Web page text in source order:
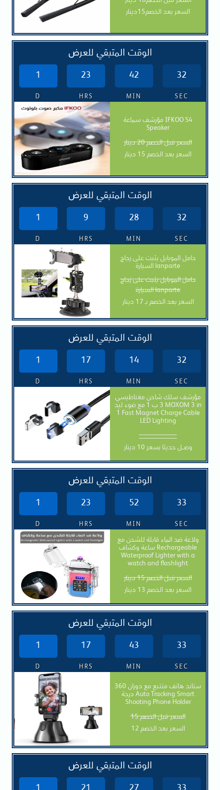
السعر بعد الخصم15دينار
الوقت المتبقي للعرض
1 23 42 30
D HRS MIN SEC
مؤرشف سماعة IFKOO S4
Speaker
السعر قبل الخصم 20 دينار
السعر بعد الخصم 15 دينار
الوقت المتبقي للعرض
1 9 28 30
D HRS MIN SEC
حامل الموبايل يثبت على زجاج
السيارة lanparte
حامل الموبايل يثبت على زجاج
السيارة lanparte
السعر بعد الخصم بـ 17 دينار
الوقت المتبقي للعرض
1 17 14 30
D HRS MIN SEC
مؤرشف سلك شاحن مغناطيسي
3 ب 1 مع ضوء ليد MOXOM 3 in
1 Fast Magnet Charge Cable
LED Lighting
___________
وصــل حديثا بسعر 10 دينار
الوقت المتبقي للعرض
1 23 52 31
D HRS MIN SEC
ولاعة ضد الماء قابلة للشحن مع
ساعة وكشاف Rechargeable
Waterproof Lighter with a
watch and flashlight
السعر قبل الخصم 15 دينار
السعر بعد الخصم 13 دينار
الوقت المتبقي للعرض
1 17 43 31
D HRS MIN SEC
ستاند هاتف متتبع مع دوران 360درجة Auto Tracking Smart
Shooting Phone Holder
السعر قبل الخصم 15
السعر بعد الخصم 12
الوقت المتبقي للعرض